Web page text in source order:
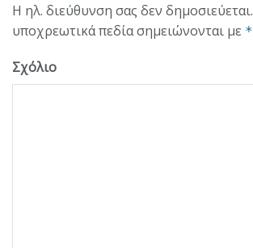
Η ηλ. διεύθυνση σας δεν δημοσιεύεται.
υποχρεωτικά πεδία σημειώνονται με *
Σχόλιο